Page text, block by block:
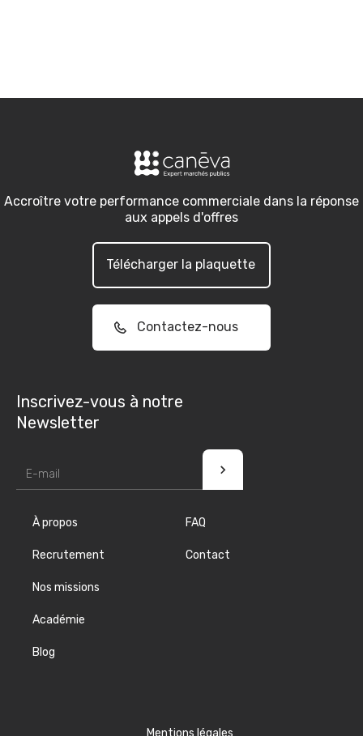
Accroître votre performance commerciale dans la réponse
aux appels d'offres
Télécharger la plaquette
Contactez-nous
Inscrivez-vous à notre
Newsletter
À propos
Recrutement
Nos missions
Académie
Blog
FAQ
Contact
Mentions légales